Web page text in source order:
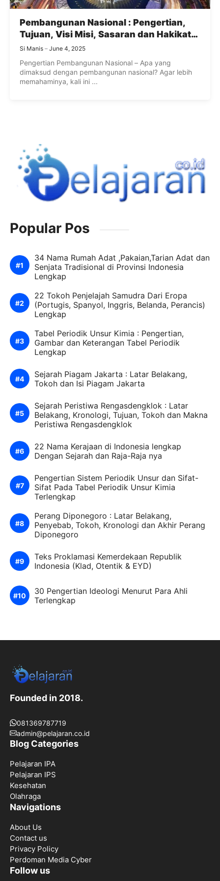
Pembangunan Nasional : Pengertian,
Tujuan, Visi Misi, Sasaran dan Hakikat
Pembangunan Nasional
Si Manis June 4, 2025
Pengertian Pembangunan Nasional – Apa yang
dimaksud dengan pembangunan nasional? Agar lebih
memahaminya, kali ini ...
Popular Pos
34 Nama Rumah Adat ,Pakaian,Tarian Adat dan
Senjata Tradisional di Provinsi Indonesia
Lengkap
22 Tokoh Penjelajah Samudra Dari Eropa
(Portugis, Spanyol, Inggris, Belanda, Perancis)
Lengkap
Tabel Periodik Unsur Kimia : Pengertian,
Gambar dan Keterangan Tabel Periodik
Lengkap
Sejarah Piagam Jakarta : Latar Belakang,
Tokoh dan Isi Piagam Jakarta
Sejarah Peristiwa Rengasdengklok : Latar
Belakang, Kronologi, Tujuan, Tokoh dan Makna
Peristiwa Rengasdengklok
22 Nama Kerajaan di Indonesia lengkap
Dengan Sejarah dan Raja-Raja nya
Pengertian Sistem Periodik Unsur dan Sifat-
Sifat Pada Tabel Periodik Unsur Kimia
Terlengkap
Perang Diponegoro : Latar Belakang,
Penyebab, Tokoh, Kronologi dan Akhir Perang
Diponegoro
Teks Proklamasi Kemerdekaan Republik
Indonesia (Klad, Otentik & EYD)
30 Pengertian Ideologi Menurut Para Ahli
Terlengkap
Founded in 2018.
081369787719
admin@pelajaran.co.id
Blog Categories
Pelajaran IPA
Pelajaran IPS
Kesehatan
Olahraga
Navigations
About Us
Contact us
Privacy Policy
Perdoman Media Cyber
Follow us